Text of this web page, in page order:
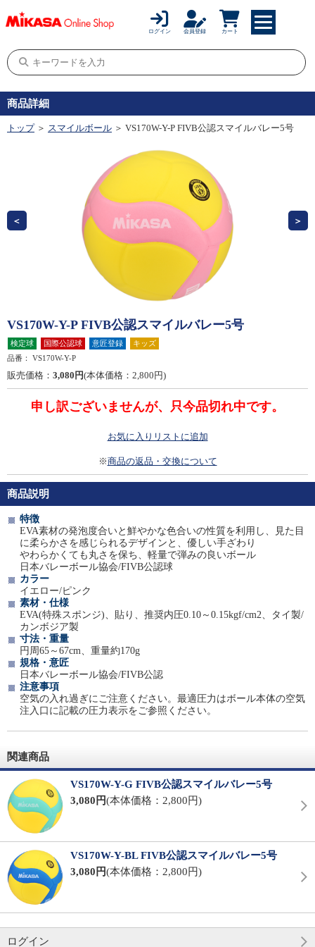
ログイン 会員登録 カート
商品詳細
トップ ＞ スマイルボール ＞ VS170W-Y-P FIVB公認スマイルバレー5号
VS170W-Y-P FIVB公認スマイルバレー5号
検定球 国際公認球 意匠登録
キッズ
品番：
VS170W-Y-P
販売価格： 3,080円(本体価格：2,800円)
申し訳ございませんが、只今品切れ中です。
お気に入りリストに追加
※商品の返品・交換について
商品説明
特徴
EVA素材の発泡度合いと鮮やかな色合いの性質を利用し、見た目
に柔らかさを感じられるデザインと、優しい手ざわり
やわらかくても丸さを保ち、軽量で弾みの良いボール
日本バレーボール協会/FIVB公認球
カラー
イエロー/ピンク
素材・仕様
EVA(特殊スポンジ)、貼り、推奨内圧0.10～0.15kgf/cm2、タイ製/
カンボジア製
寸法・重量
円周65～67cm、重量約170g
規格・意匠
日本バレーボール協会/FIVB公認
注意事項
空気の入れ過ぎにご注意ください。最適圧力はボール本体の空気
注入口に記載の圧力表示をご参照ください。
関連商品
VS170W-Y-G FIVB公認スマイルバレー5号
3,080円(本体価格：2,800円)
VS170W-Y-BL FIVB公認スマイルバレー5号
3,080円(本体価格：2,800円)
ログイン